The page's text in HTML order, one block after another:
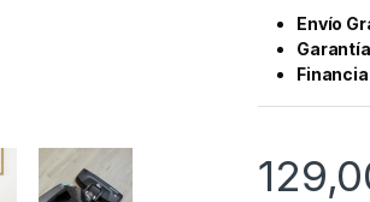
Envío